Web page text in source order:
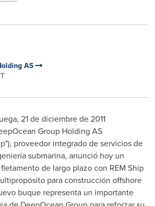
AS
21 de diciembre de 2011
Group Holding AS
proveedor integrado de servicios de
submarina, anunció hoy un
de largo plazo con REM Ship
para construcción offshore
buque representa un importante